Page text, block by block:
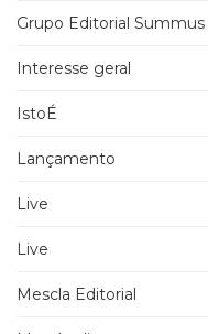
Grupo Editorial Summus
Interesse geral
IstoÉ
Lançamento
Live
Live
Mescla Editorial